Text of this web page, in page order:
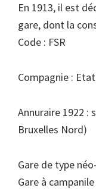
En 1913, il est
gare, dont la
Code : FSR
Compagnie :
Annuraire 1922 :
Bruxelles Nord)
Gare de type
Gare à campanile